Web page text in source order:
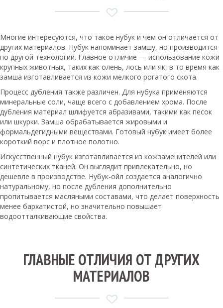
Многие интересуются, что такое нубук и чем он отличается от
других материалов. Нубук напоминает замшу, но производится
по другой технологии. Главное отличие — использование кожи
крупных животных, таких как олень, лось или як, в то время как
замша изготавливается из кожи мелкого рогатого скота.
Процесс дубления также различен. Для нубука применяются
минеральные соли, чаще всего с добавлением хрома. После
дубления материал шлифуется абразивами, такими как песок
или шкурки. Замша обрабатывается жировыми и
формальдегидными веществами. Готовый нубук имеет более
короткий ворс и плотное полотно.
Искусственный нубук изготавливается из кожзаменителей или
синтетических тканей. Он выглядит привлекательно, но
дешевле в производстве. Нубук-ойл создается аналогично
натуральному, но после дубления дополнительно
пропитывается масляными составами, что делает поверхность
менее бархатистой, но значительно повышает
водоотталкивающие свойства.
ГЛАВНЫЕ ОТЛИЧИЯ ОТ ДРУГИХ
МАТЕРИАЛОВ